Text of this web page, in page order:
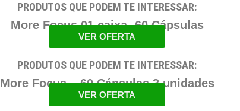
PRODUTOS QUE PODEM TE INTERESSAR:
More Focus 01 caixa- 60 Cápsulas
VER OFERTA
PRODUTOS QUE PODEM TE INTERESSAR:
More Focus – 60 Cápsulas 3 unidades
VER OFERTA